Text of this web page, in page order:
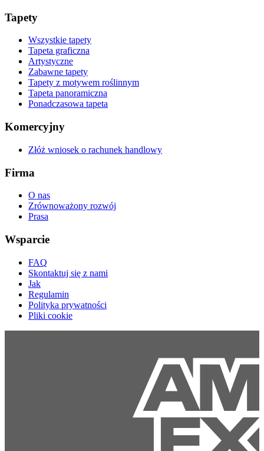
Tapety
Wszystkie tapety
Tapeta graficzna
Artystyczne
Zabawne tapety
Tapety z motywem roślinnym
Tapeta panoramiczna
Ponadczasowa tapeta
Komercyjny
Złóż wniosek o rachunek handlowy
Firma
O nas
Zrównoważony rozwój
Prasa
Wsparcie
FAQ
Skontaktuj się z nami
Jak
Regulamin
Polityka prywatności
Pliki cookie